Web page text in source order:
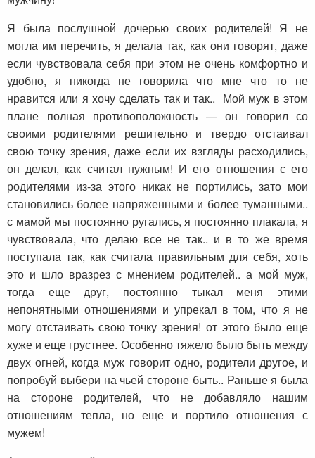
Я была послушной дочерью своих родителей! Я не
могла им перечить, я делала так, как они говорят, даже
если чувствовала себя при этом не очень комфортно и
удобно, я никогда не говорила что мне что то не
нравится или я хочу сделать так и так.. Мой муж в этом
плане полная противоположность — он говорил со
своими родителями решительно и твердо отстаивал
свою точку зрения, даже если их взгляды расходились,
он делал, как считал нужным! И его отношения с его
родителями из-за этого никак не портились, зато мои
становились более напряженными и более туманными..
с мамой мы постоянно ругались, я постоянно плакала, я
чувствовала, что делаю все не так.. и в то же время
поступала так, как считала правильным для себя, хоть
это и шло вразрез с мнением родителей.. а мой муж,
тогда еще друг, постоянно тыкал меня этими
непонятными отношениями и упрекал в том, что я не
могу отстаивать свою точку зрения! от этого было еще
хуже и еще грустнее. Особенно тяжело было быть между
двух огней, когда муж говорит одно, родители другое, и
попробуй выбери на чьей стороне быть.. Раньше я была
на стороне родителей, что не добавляло нашим
отношениям тепла, но еще и портило отношения с
мужем!